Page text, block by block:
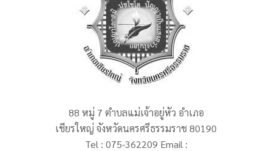
88 หมู่ 7 ตำบลแม่เจ้าอยู่หัว อำเภอ
เชียรใหญ่ จังหวัดนครศรีธรรมราช 80190
Tel : 075-362209 Email :